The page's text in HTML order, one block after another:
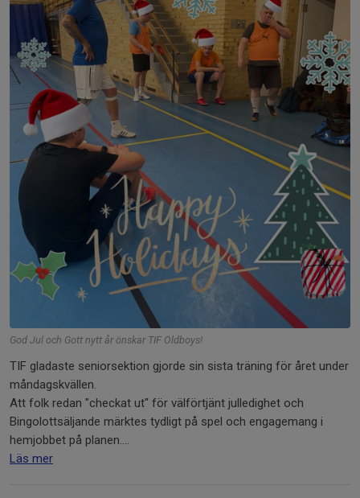
God Jul och Gott nytt år önskar TIF Oldboys!
TIF gladaste seniorsektion gjorde sin sista träning för året under
måndagskvällen.
Att folk redan "checkat ut" för välförtjänt julledighet och
Bingolottsäljande märktes tydligt på spel och engagemang i
hemjobbet på planen....
Läs mer